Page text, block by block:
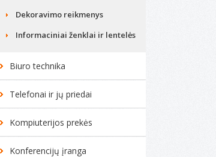
Dekoravimo reikmenys
Informaciniai ženklai ir lentelės
Biuro technika
Telefonai ir jų priedai
Kompiuterijos prekės
Konferencijų įranga